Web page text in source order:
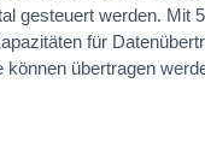
gesteuert werden. Mit
für
übertragen